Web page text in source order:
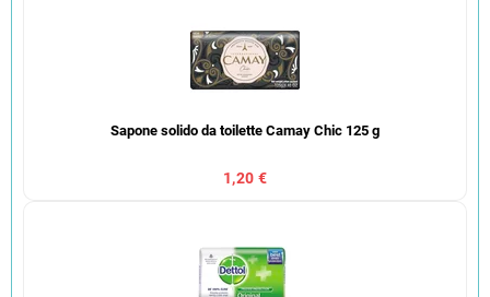
Sapone solido da toilette Camay Chic 125 g
1,20 €